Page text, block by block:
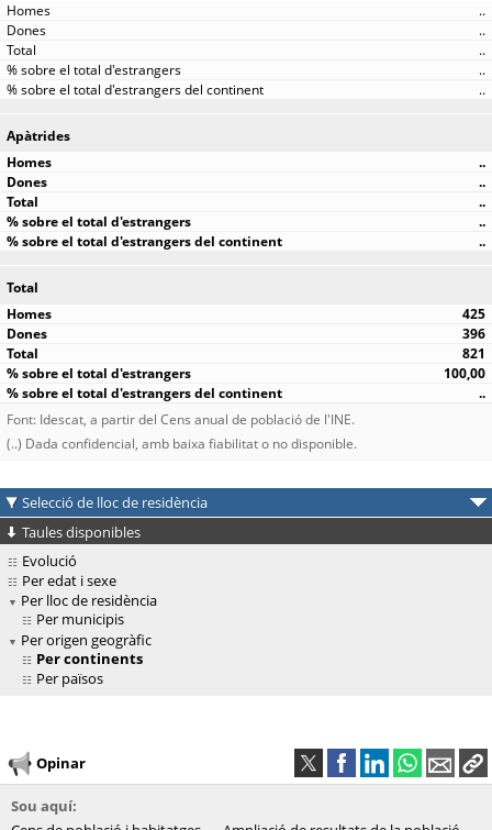
..
..
..
..
..
Apàtrides
..
..
..
..
..
Total
425
396
821
100,00
..
Font: Idescat, a partir del Cens anual de població de l'INE.
(..) Dada confidencial, amb baixa fiabilitat o no disponible.
Selecció de lloc de residència
Taules disponibles
Evolució
Per edat i sexe
Per lloc de residència
Per municipis
Per origen geogràfic
Per continents
Per països
Opinar
Sou aquí: